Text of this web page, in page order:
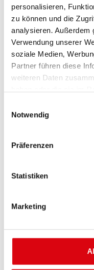
personalisieren,
zu können und die
analysieren. Außerdem
Verwendung unserer
soziale Medien,
Partner führen diese
weiteren Daten
Notwendig
Präferenzen
Statistiken
Marketing
EFB 690 17
Die besten und
Vorgaben
Originalqualität